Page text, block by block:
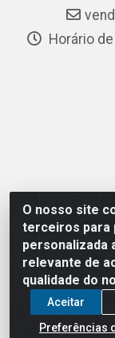
O nosso site
terceiros para
personalizada
relevante de
qualidade do
Aceitar
Preferências
Horário
Rua Chipuê,